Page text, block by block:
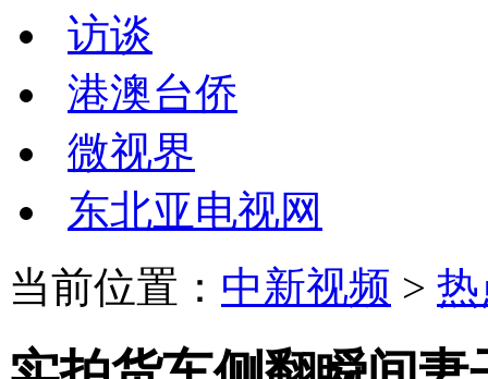
访谈
港澳台侨
微视界
东北亚电视网
当前位置： 中新视频 >